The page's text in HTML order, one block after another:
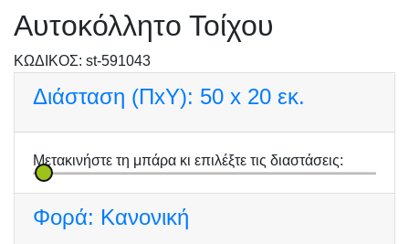
Αυτοκόλλητο Τοίχου
KΩΔΙΚΟΣ: st-591043
Διάσταση (ΠxΥ): 50 x 20 εκ.
Μετακινήστε τη μπάρα κι επιλέξτε τις διαστάσεις:
Φορά: Κανονική